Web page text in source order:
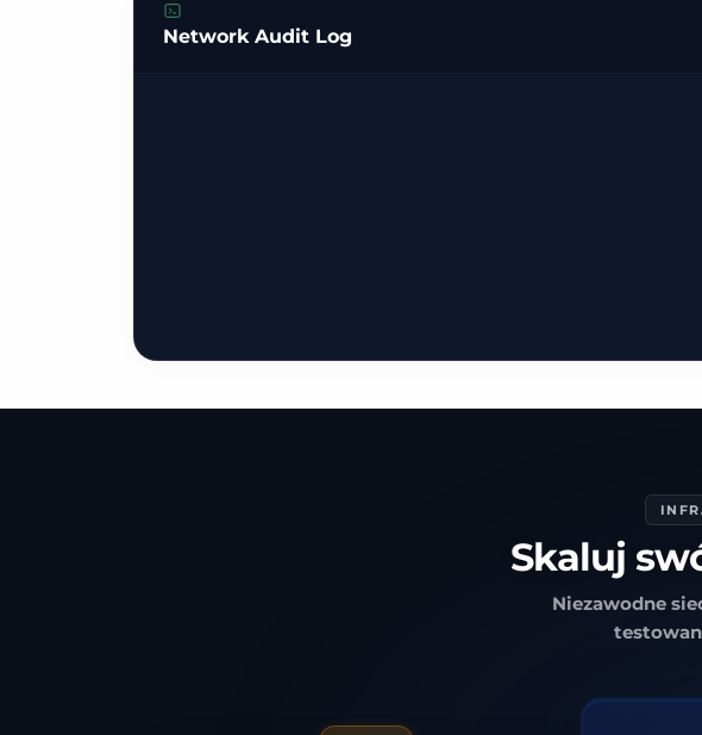
Network Audit Log
Skaluj
Niezawodne